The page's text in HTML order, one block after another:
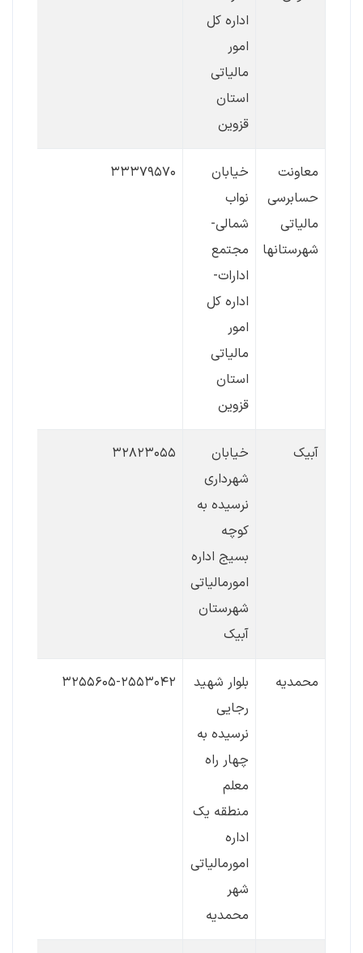
اداره کل
امور
مالیاتی
استان
قزوین
معاونت
حسابرسی
مالیاتی
شهرستانها
خیابان
نواب
شمالی-
مجتمع
ادارات-
اداره کل
امور
مالیاتی
استان
قزوین
۳۳۳۷۹۵۷۰
آبیک
خیابان
شهرداری
نرسیده به
کوچه
بسیج اداره
امورمالیاتی
شهرستان
آبیک
۳۲۸۲۳۰۵۵
محمدیه
بلوار شهید
رجایی
نرسیده به
چهار راه
معلم
منطقه یک
اداره
امورمالیاتی
شهر
محمدیه
۳۲۵۵۶۰۵-۲۵۵۳۰۴۲